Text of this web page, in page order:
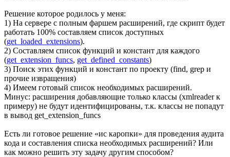
Решение которое родилось у меня:
1) На сервере с полным фаршем расширений, где скрипт будет
работать 100% составляем список доступных
(get_loaded_extensions).
2) Составляем список функций и констант для каждого
(get_extension_funcs, get_defined_constants)
3) Поиск этих функций и констант по проекту (find, grep и
прочие извращения)
4) Имеем готовый список необходимых расширений.
Минус: расширения добавляющие только классы (xmlreader к
примеру) не будут идентифицированы, т.к. классы не попадут
в вывод get_extension_funcs
Есть ли готовое решение «ис каропки» для проведения аудита
кода и составления списка необходимых расширений? Или
как можно решить эту задачу другим способом?